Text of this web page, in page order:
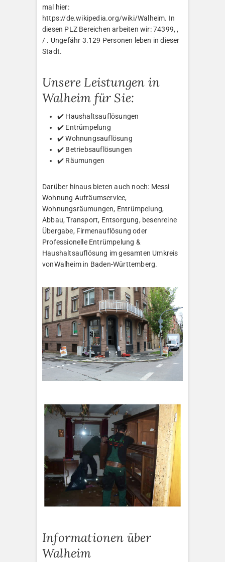
mal hier:
https://de.wikipedia.org/wiki/Walheim. In
diesen PLZ Bereichen arbeiten wir: 74399, ,
/ . Ungefähr 3.129 Personen leben in dieser
Stadt.
Unsere Leistungen in
Walheim für Sie:
✔️ Haushaltsauflösungen
✔️ Entrümpelung
✔️ Wohnungsauflösung
✔️ Betriebsauflösungen
✔️ Räumungen
Darüber hinaus bieten auch noch: Messi
Wohnung Aufräumservice,
Wohnungsräumungen, Entrümpelung,
Abbau, Transport, Entsorgung, besenreine
Übergabe, Firmenauflösung oder
Professionelle Entrümpelung &
Haushaltsauflösung im gesamten Umkreis
vonWalheim in Baden-Württemberg.
Informationen über
Walheim